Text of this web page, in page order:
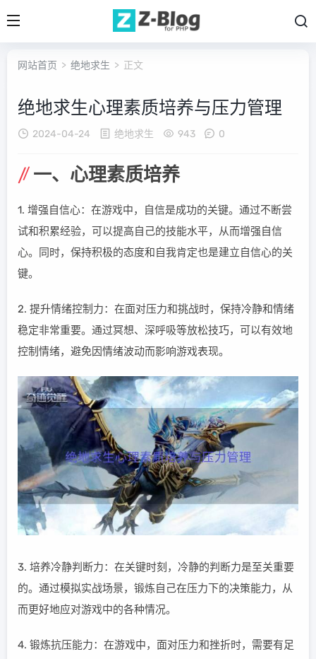
网站首页 > 绝地求生 > 正文
绝地求生心理素质培养与压力管理
2024-04-24 绝地求生 943 0
一、心理素质培养
1. 增强自信心：在游戏中，自信是成功的关键。通过不断尝
试和积累经验，可以提高自己的技能水平，从而增强自信
心。同时，保持积极的态度和自我肯定也是建立自信心的关
键。
2. 提升情绪控制力：在面对压力和挑战时，保持冷静和情绪
稳定非常重要。通过冥想、深呼吸等放松技巧，可以有效地
控制情绪，避免因情绪波动而影响游戏表现。
3. 培养冷静判断力：在关键时刻，冷静的判断力是至关重要
的。通过模拟实战场景，锻炼自己在压力下的决策能力，从
而更好地应对游戏中的各种情况。
4. 锻炼抗压能力：在游戏中，面对压力和挫折时，需要有足